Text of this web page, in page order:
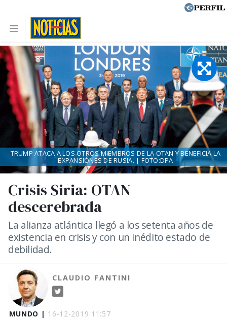
MUNDO | 16-12-2019 11:57
Crisis Siria: OTAN
descerebrada
La alianza atlántica llegó a los setenta años de
existencia en crisis y con un inédito estado de
debilidad.
CLAUDIO FANTINI
TRUMP ATACA A LOS OTROS MIEMBROS DE LA OTAN Y BENEFICIA LA
EXPANSIÓNES DE RUSIA. | FOTO:DPA